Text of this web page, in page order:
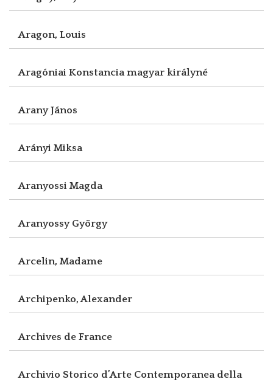
Aragon, Louis
Aragóniai Konstancia magyar királyné
Arany János
Arányi Miksa
Aranyossi Magda
Aranyossy György
Arcelin, Madame
Archipenko, Alexander
Archives de France
Archivio Storico d’Arte Contemporanea della